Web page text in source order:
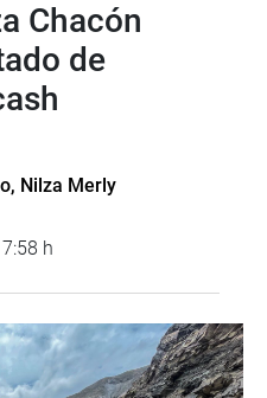
Chacón
de
Nilza Merly
h